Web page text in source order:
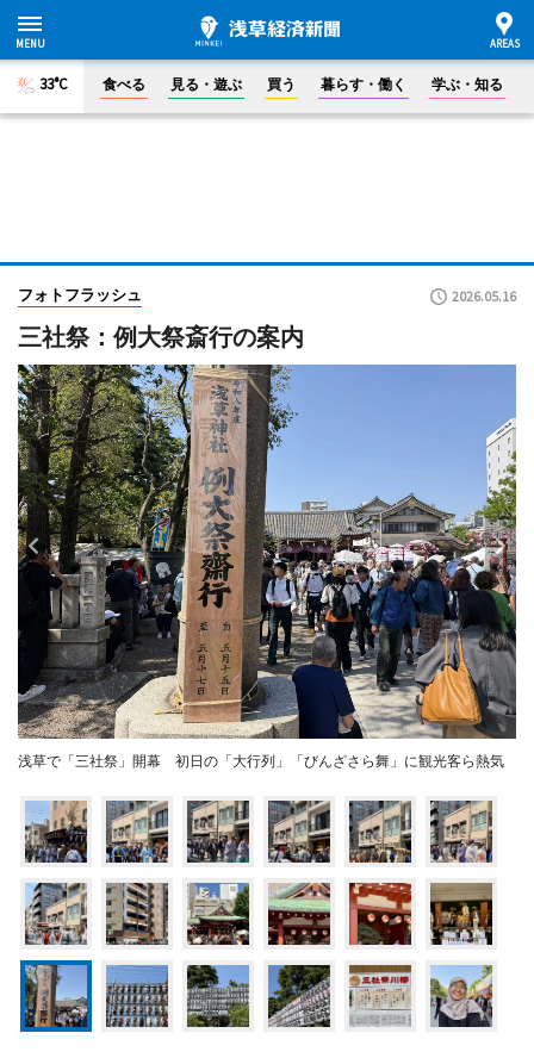
33°C 食べる 見る・遊ぶ 買う 暮らす・働く 学ぶ・知る
フォトフラッシュ 2026.05.16
三社祭：例大祭斎行の案内
浅草で「三社祭」開幕 初日の「大行列」「びんざさら舞」に観光客ら熱気